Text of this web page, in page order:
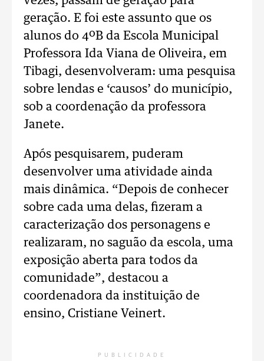
geração. E foi este assunto que os
alunos do 4ºB da Escola Municipal
Professora Ida Viana de Oliveira, em
Tibagi, desenvolveram: uma pesquisa
sobre lendas e ‘causos’ do município,
sob a coordenação da professora
Janete.
Após pesquisarem, puderam
desenvolver uma atividade ainda
mais dinâmica. “Depois de conhecer
sobre cada uma delas, fizeram a
caracterização dos personagens e
realizaram, no saguão da escola, uma
exposição aberta para todos da
comunidade”, destacou a
coordenadora da instituição de
ensino, Cristiane Veinert.
PUBLICIDADE